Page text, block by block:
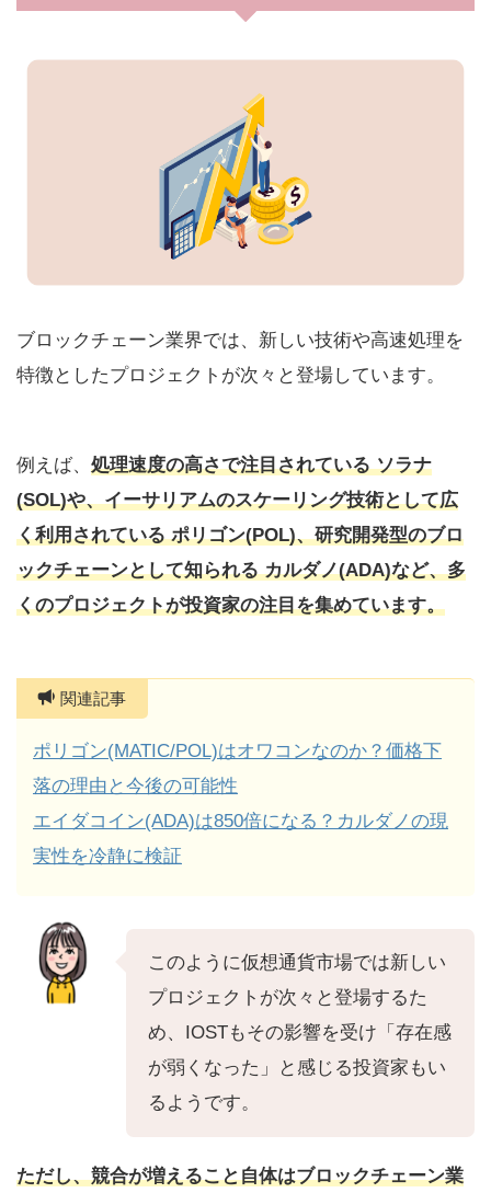
ブロックチェーン業界では、新しい技術や高速処理を
特徴としたプロジェクトが次々と登場しています。
例えば、 処理速度の高さで注目されている ソラナ
(SOL)や、イーサリアムのスケーリング技術として広
く利用されている ポリゴン(POL)、研究開発型のブロ
ックチェーンとして知られる カルダノ(ADA)など、多
くのプロジェクトが投資家の注目を集めています。
関連記事
ポリゴン(MATIC/POL)はオワコンなのか？価格下
落の理由と今後の可能性
エイダコイン(ADA)は850倍になる？カルダノの現
実性を冷静に検証
このように仮想通貨市場では新しい
プロジェクトが次々と登場するた
め、IOSTもその影響を受け「存在感
が弱くなった」と感じる投資家もい
るようです。
ただし、競合が増えること自体はブロックチェーン業